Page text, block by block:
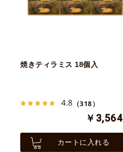
焼きティラミス 18個入
4.8 （318）
￥3,564
カートに入れる